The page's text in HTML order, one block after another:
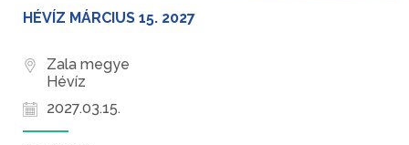
HÉVÍZ MÁRCIUS 15. 2027
Zala megye
Hévíz
2027.03.15.